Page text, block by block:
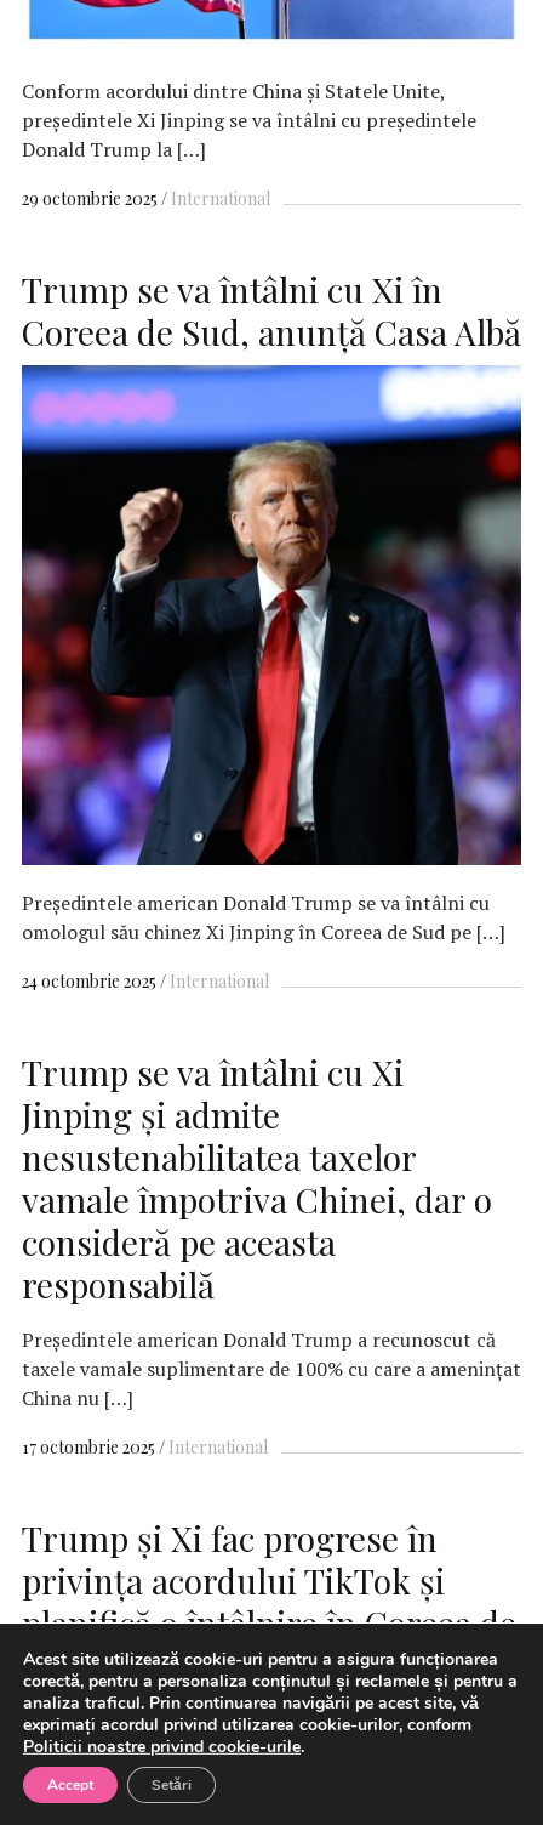
Conform acordului dintre China și Statele Unite,
președintele Xi Jinping se va întâlni cu președintele
Donald Trump la […]
29 octombrie 2025 International
Trump se va întâlni cu Xi în
Coreea de Sud, anunță Casa Albă
Președintele american Donald Trump se va întâlni cu
omologul său chinez Xi Jinping în Coreea de Sud pe […]
24 octombrie 2025 International
Trump se va întâlni cu Xi
Jinping şi admite
nesustenabilitatea taxelor
vamale împotriva Chinei, dar o
consideră pe aceasta
responsabilă
Preşedintele american Donald Trump a recunoscut că
taxele vamale suplimentare de 100% cu care a ameninţat
China nu […]
17 octombrie 2025 International
Trump și Xi fac progrese în
privința acordului TikTok și
planifică o întâlnire în Coreea de
Sud
Acest site utilizează cookie-uri pentru a asigura funcționarea
corectă, pentru a personaliza conținutul și reclamele și pentru a
analiza traficul. Prin continuarea navigării pe acest site, vă
exprimați acordul privind utilizarea cookie-urilor, conform
Politicii noastre privind cookie-urile.
Accept Setări